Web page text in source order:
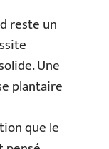
reste un
Une
plantaire
que le